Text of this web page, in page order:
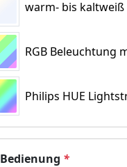
warm- bis kaltweiß
RGB Beleuchtung
Philips HUE
Bedienung *